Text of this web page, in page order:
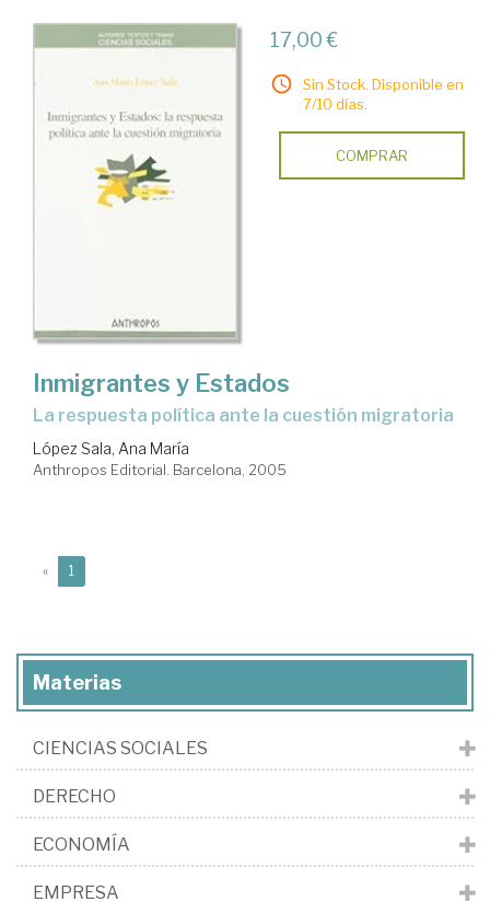
17,00 €
Sin Stock. Disponible en
7/10 días.
COMPRAR
Inmigrantes y Estados
la respuesta política ante la cuestión migratoria
López Sala, Ana María
Anthropos Editorial. Barcelona, 2005
« 1
Materias
CIENCIAS SOCIALES
DERECHO
ECONOMÍA
EMPRESA